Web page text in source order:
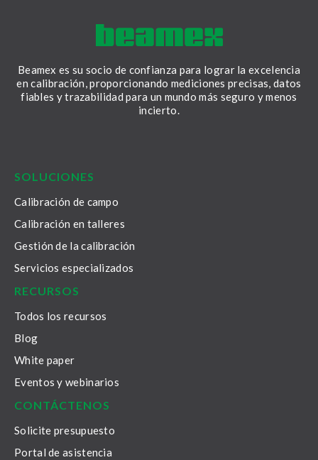
Beamex es su socio de confianza para lograr la excelencia
en calibración, proporcionando mediciones precisas, datos
fiables y trazabilidad para un mundo más seguro y menos
incierto.
SOLUCIONES
Calibración de campo
Calibración en talleres
Gestión de la calibración
Servicios especializados
RECURSOS
Todos los recursos
Blog
White paper
Eventos y webinarios
CONTÁCTENOS
Solicite presupuesto
Portal de asistencia